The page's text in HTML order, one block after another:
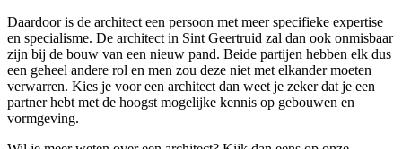
Daardoor is de architect een persoon met meer specifieke expertise
en specialisme. De architect in Sint Geertruid zal dan ook onmisbaar
zijn bij de bouw van een nieuw pand. Beide partijen hebben elk dus
een geheel andere rol en men zou deze niet met elkander moeten
verwarren. Kies je voor een architect dan weet je zeker dat je een
partner hebt met de hoogst mogelijke kennis op gebouwen en
vormgeving.